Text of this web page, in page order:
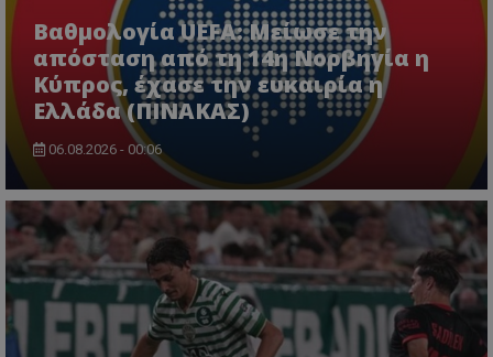
Βαθμολογία UEFA: Μείωσε την
απόσταση από τη 14η Νορβηγία η
Κύπρος, έχασε την ευκαιρία η
Ελλάδα (ΠΙΝΑΚΑΣ)
06.08.2026 - 00:06